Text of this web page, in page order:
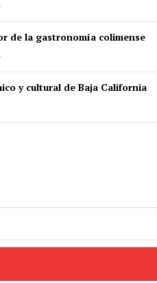
de la gastronomía colimense
y cultural de Baja California